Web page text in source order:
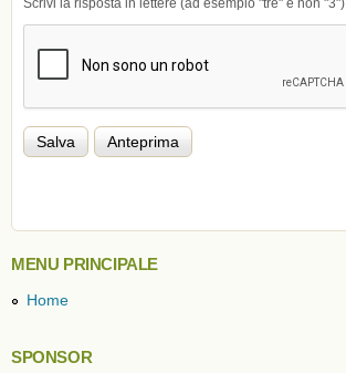
Scrivi la risposta in lettere (ad esempio "tre" e non "3")
MENU PRINCIPALE
Home
SPONSOR